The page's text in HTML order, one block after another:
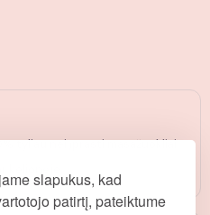
slapukus, kad
patirtį, pateiktume
tyliau nei įprasti masažuokliai